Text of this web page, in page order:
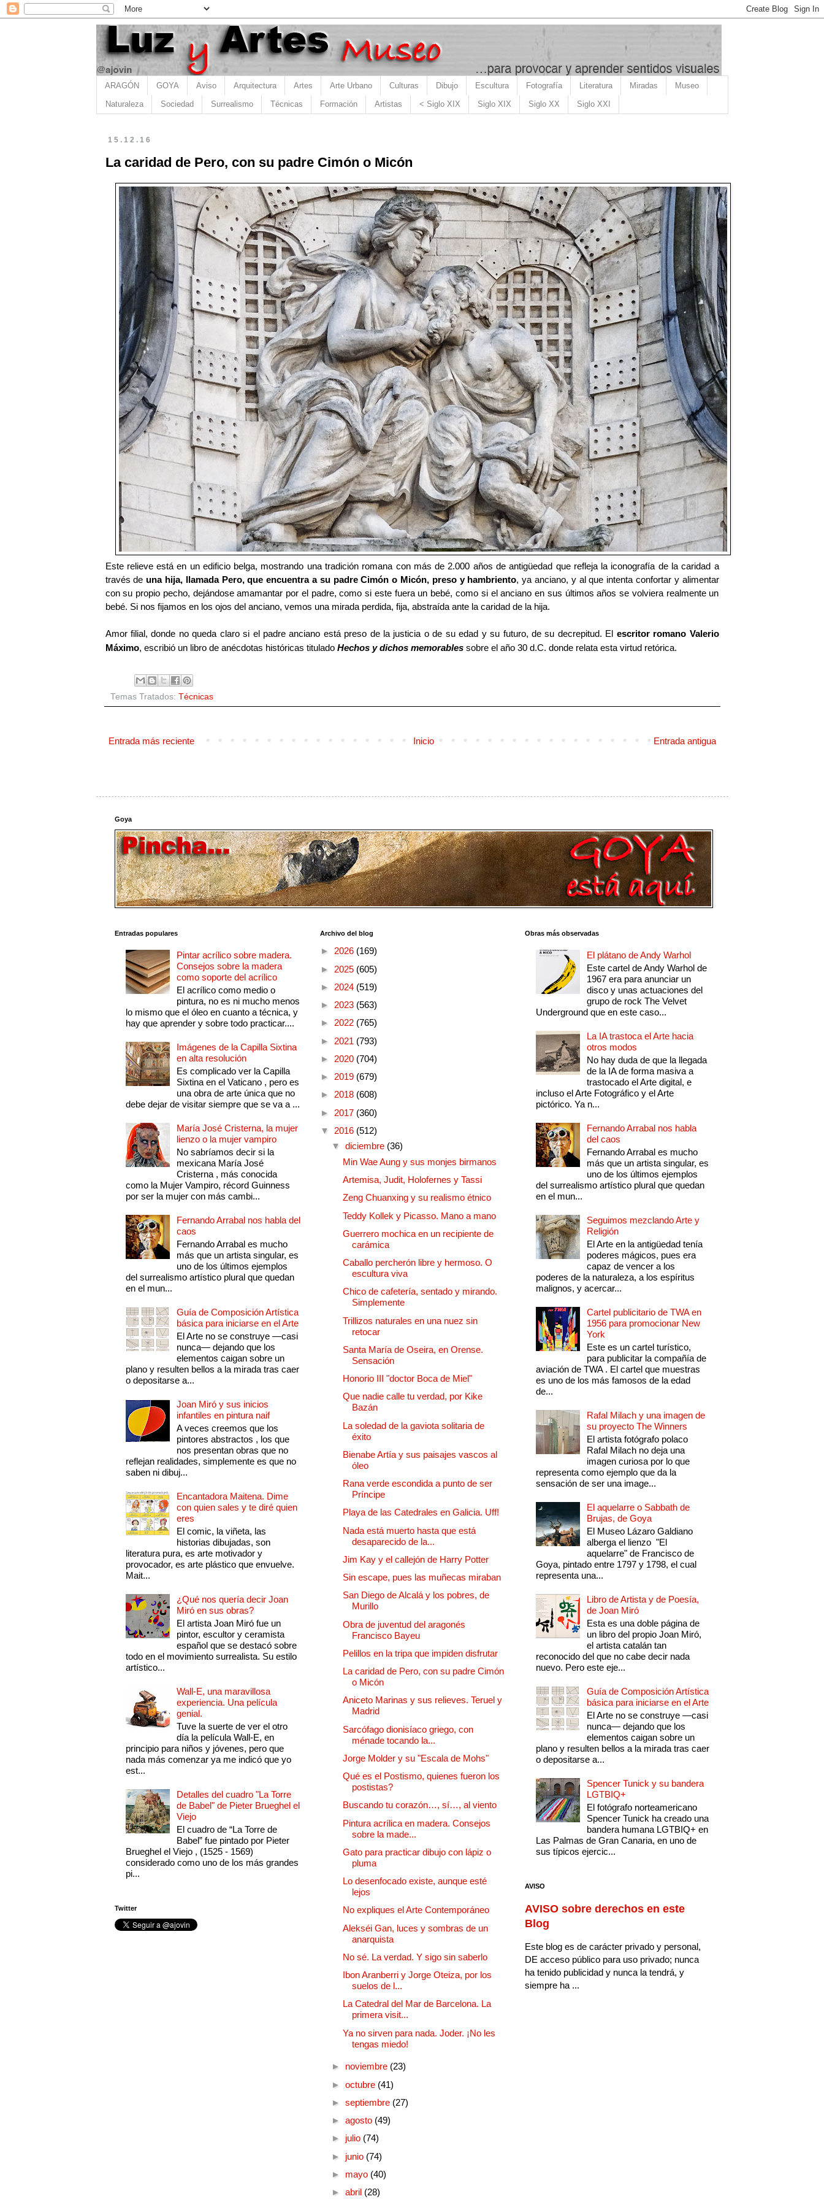
ARAGÓN GOYA Aviso Arquitectura Artes Arte Urbano Culturas Dibujo Escultura Fotografía Literatura Miradas Museo
Naturaleza Sociedad Surrealismo Técnicas Formación Artistas < Siglo XIX Siglo XIX Siglo XX Siglo XXI
15.12.16
La caridad de Pero, con su padre Cimón o Micón
Este relieve está en un edificio belga, mostrando una tradición romana con más de 2.000 años de antigüedad que refleja la iconografía de la caridad a
través de una hija, llamada Pero, que encuentra a su padre Cimón o Micón, preso y hambriento, ya anciano, y al que intenta confortar y alimentar
con su propio pecho, dejándose amamantar por el padre, como si este fuera un bebé, como si el anciano en sus últimos años se volviera realmente un
bebé. Si nos fijamos en los ojos del anciano, vemos una mirada perdida, fija, abstraída ante la caridad de la hija.
Amor filial, donde no queda claro si el padre anciano está preso de la justicia o de su edad y su futuro, de su decrepitud. El escritor romano Valerio
Máximo, escribió un libro de anécdotas históricas titulado Hechos y dichos memorables sobre el año 30 d.C. donde relata esta virtud retórica.
Temas Tratados: Técnicas
Entrada más reciente Entrada antigua
Inicio
Goya
Entradas populares
Pintar acrílico sobre madera.
Consejos sobre la madera
como soporte del acrílico
El acrílico como medio o
pintura, no es ni mucho menos
lo mismo que el óleo en cuanto a técnica, y
hay que aprender y sobre todo practicar....
Imágenes de la Capilla Sixtina
en alta resolución
Es complicado ver la Capilla
Sixtina en el Vaticano , pero es
una obra de arte única que no
debe dejar de visitar siempre que se va a ...
María José Cristerna, la mujer
lienzo o la mujer vampiro
No sabríamos decir si la
mexicana María José
Cristerna , más conocida
como la Mujer Vampiro, récord Guinness
por ser la mujer con más cambi...
Fernando Arrabal nos habla del
caos
Fernando Arrabal es mucho
más que un artista singular, es
uno de los últimos ejemplos
del surrealismo artístico plural que quedan
en el mun...
Guía de Composición Artística
básica para iniciarse en el Arte
El Arte no se construye —casi
nunca— dejando que los
elementos caigan sobre un
plano y resulten bellos a la mirada tras caer
o depositarse a...
Joan Miró y sus inicios
infantiles en pintura naif
A veces creemos que los
pintores abstractos , los que
nos presentan obras que no
reflejan realidades, simplemente es que no
saben ni dibuj...
Encantadora Maitena. Dime
con quien sales y te diré quien
eres
El comic, la viñeta, las
historias dibujadas, son
literatura pura, es arte motivador y
provocador, es arte plástico que envuelve.
Mait...
¿Qué nos quería decir Joan
Miró en sus obras?
El artista Joan Miró fue un
pintor, escultor y ceramista
español que se destacó sobre
todo en el movimiento surrealista. Su estilo
artístico...
Wall-E, una maravillosa
experiencia. Una película
genial.
Tuve la suerte de ver el otro
día la película Wall-E, en
principio para niños y jóvenes, pero que
nada más comenzar ya me indicó que yo
est...
Detalles del cuadro "La Torre
de Babel" de Pieter Brueghel el
Viejo
El cuadro de “La Torre de
Babel” fue pintado por Pieter
Brueghel el Viejo , (1525 - 1569)
considerado como uno de los más grandes
pi...
Twitter
Archivo del blog
► 2026 (169)
► 2025 (605)
► 2024 (519)
► 2023 (563)
► 2022 (765)
► 2021 (793)
► 2020 (704)
► 2019 (679)
► 2018 (608)
► 2017 (360)
▼ 2016 (512)
▼ diciembre (36)
Min Wae Aung y sus monjes birmanos
Artemisa, Judit, Holofernes y Tassi
Zeng Chuanxing y su realismo étnico
Teddy Kollek y Picasso. Mano a mano
Guerrero mochica en un recipiente de
carámica
Caballo percherón libre y hermoso. O
escultura viva
Chico de cafetería, sentado y mirando.
Simplemente
Trillizos naturales en una nuez sin
retocar
Santa María de Oseira, en Orense.
Sensación
Honorio III "doctor Boca de Miel"
Que nadie calle tu verdad, por Kike
Bazán
La soledad de la gaviota solitaria de
éxito
Bienabe Artía y sus paisajes vascos al
óleo
Rana verde escondida a punto de ser
Príncipe
Playa de las Catedrales en Galicia. Uff!
Nada está muerto hasta que está
desaparecido de la...
Jim Kay y el callejón de Harry Potter
Sin escape, pues las muñecas miraban
San Diego de Alcalá y los pobres, de
Murillo
Obra de juventud del aragonés
Francisco Bayeu
Pelillos en la tripa que impiden disfrutar
La caridad de Pero, con su padre Cimón
o Micón
Aniceto Marinas y sus relieves. Teruel y
Madrid
Sarcófago dionisíaco griego, con
ménade tocando la...
Jorge Molder y su "Escala de Mohs"
Qué es el Postismo, quienes fueron los
postistas?
Buscando tu corazón…, sí…, al viento
Pintura acrílica en madera. Consejos
sobre la made...
Gato para practicar dibujo con lápiz o
pluma
Lo desenfocado existe, aunque esté
lejos
No expliques el Arte Contemporáneo
Alekséi Gan, luces y sombras de un
anarquista
No sé. La verdad. Y sigo sin saberlo
Ibon Aranberri y Jorge Oteiza, por los
suelos de l...
La Catedral del Mar de Barcelona. La
primera visit...
Ya no sirven para nada. Joder. ¡No les
tengas miedo!
► noviembre (23)
► octubre (41)
► septiembre (27)
► agosto (49)
► julio (74)
► junio (74)
► mayo (40)
► abril (28)
Obras más observadas
El plátano de Andy Warhol
Este cartel de Andy Warhol de
1967 era para anunciar un
disco y unas actuaciones del
grupo de rock The Velvet
Underground que en este caso...
La IA trastoca el Arte hacia
otros modos
No hay duda de que la llegada
de la IA de forma masiva a
trastocado el Arte digital, e
incluso el Arte Fotográfico y el Arte
pictórico. Ya n...
Fernando Arrabal nos habla
del caos
Fernando Arrabal es mucho
más que un artista singular, es
uno de los últimos ejemplos
del surrealismo artístico plural que quedan
en el mun...
Seguimos mezclando Arte y
Religión
El Arte en la antigüedad tenía
poderes mágicos, pues era
capaz de vencer a los
poderes de la naturaleza, a los espíritus
malignos, y acercar...
Cartel publicitario de TWA en
1956 para promocionar New
York
Este es un cartel turístico,
para publicitar la compañía de
aviación de TWA . El cartel que muestras
es uno de los más famosos de la edad
de...
Rafal Milach y una imagen de
su proyecto The Winners
El artista fotógrafo polaco
Rafal Milach no deja una
imagen curiosa por lo que
representa como ejemplo que da la
sensación de ser una image...
El aquelarre o Sabbath de
Brujas, de Goya
El Museo Lázaro Galdiano
alberga el lienzo "El
aquelarre" de Francisco de
Goya, pintado entre 1797 y 1798, el cual
representa una...
Libro de Artista y de Poesía,
de Joan Miró
Esta es una doble página de
un libro del propio Joan Miró,
el artista catalán tan
reconocido del que no cabe decir nada
nuevo. Pero este eje...
Guía de Composición Artística
básica para iniciarse en el Arte
El Arte no se construye —casi
nunca— dejando que los
elementos caigan sobre un
plano y resulten bellos a la mirada tras caer
o depositarse a...
Spencer Tunick y su bandera
LGTBIQ+
El fotógrafo norteamericano
Spencer Tunick ha creado una
bandera humana LGTBIQ+ en
Las Palmas de Gran Canaria, en uno de
sus típicos ejercic...
AVISO
AVISO sobre derechos en este
Blog
Este blog es de carácter privado y personal,
DE acceso público para uso privado; nunca
ha tenido publicidad y nunca la tendrá, y
siempre ha ...